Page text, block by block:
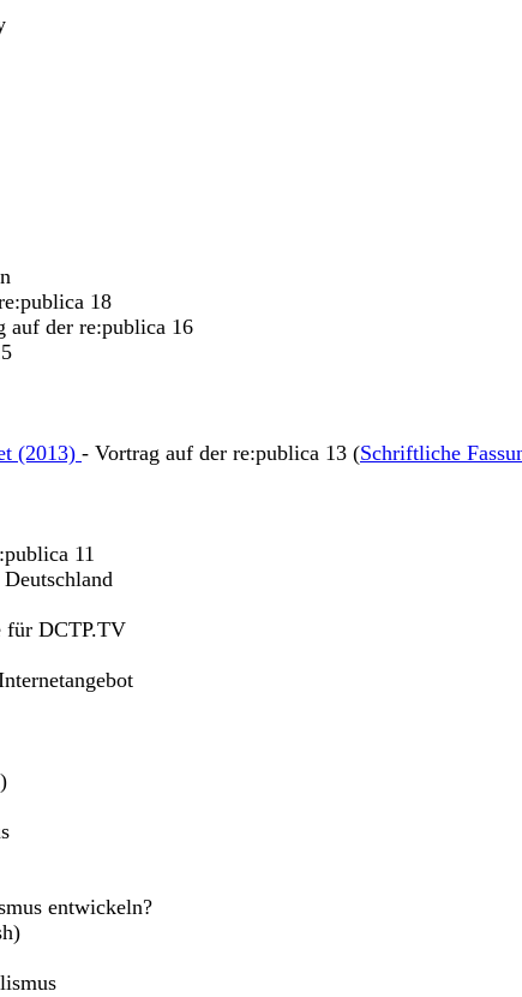
18
auf der re:publica 16
(2013) - Vortrag auf der re:publica 13 (Schriftliche
11
für DCTP.TV
entwickeln?